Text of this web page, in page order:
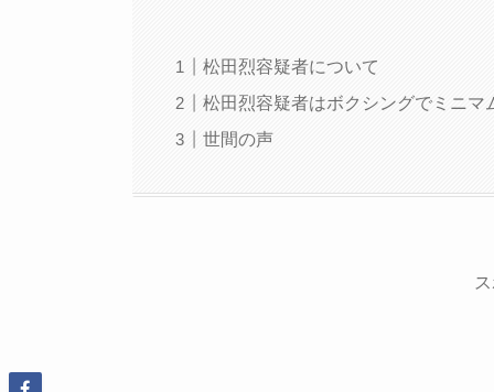
松田烈容疑者について
松田烈容疑者はボクシングでミニマ
世間の声